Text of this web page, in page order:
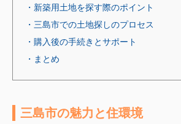
・新築用土地を探す際のポイント
・三島市での土地探しのプロセス
・購入後の手続きとサポート
・まとめ
三島市の魅力と住環境